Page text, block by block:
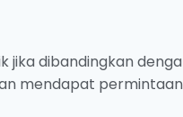
jika dibandingkan
mendapat